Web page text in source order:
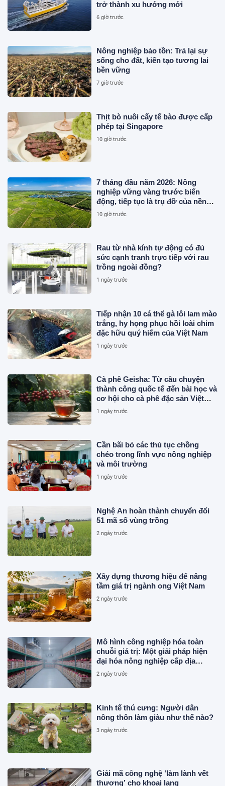
trở thành xu hướng mới
6 giờ trước
Nông nghiệp bảo tồn: Trả lại sự
sống cho đất, kiến tạo tương lai
bền vững
7 giờ trước
Thịt bò nuôi cấy tế bào được cấp
phép tại Singapore
10 giờ trước
7 tháng đầu năm 2026: Nông
nghiệp vững vàng trước biến
động, tiếp tục là trụ đỡ của nền
kinh tế
10 giờ trước
Rau từ nhà kính tự động có đủ
sức cạnh tranh trực tiếp với rau
trồng ngoài đồng?
1 ngày trước
Tiếp nhận 10 cá thể gà lôi lam mào
trắng, hy họng phục hồi loài chim
đặc hữu quý hiếm của Việt Nam
1 ngày trước
Cà phê Geisha: Từ câu chuyện
thành công quốc tế đến bài học và
cơ hội cho cà phê đặc sản Việt
Nam
1 ngày trước
Cần bãi bỏ các thủ tục chồng
chéo trong lĩnh vực nông nghiệp
và môi trường
1 ngày trước
Nghệ An hoàn thành chuyển đổi
51 mã số vùng trồng
2 ngày trước
Xây dựng thương hiệu để nâng
tầm giá trị ngành ong Việt Nam
2 ngày trước
Mô hình công nghiệp hóa toàn
chuỗi giá trị: Một giải pháp hiện
đại hóa nông nghiệp cấp địa
phương tại Việt Nam
2 ngày trước
Kinh tế thú cưng: Người dân
nông thôn làm giàu như thế nào?
3 ngày trước
Giải mã công nghệ ‘làm lành vết
thương’ cho khoai lang